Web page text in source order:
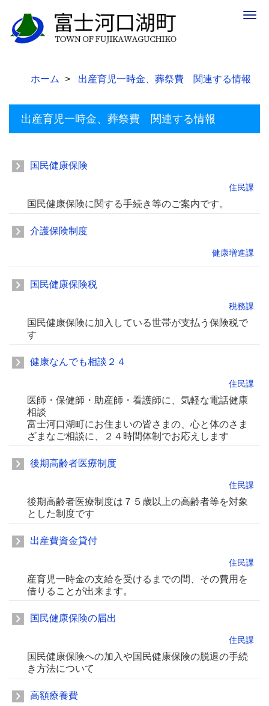
ホーム 出産育児一時金、葬祭費 関連する情報
出産育児一時金、葬祭費 関連する情報
国民健康保険
住民課
国民健康保険に関する手続き等のご案内です。
介護保険制度
健康増進課
国民健康保険税
税務課
国民健康保険に加入している世帯が支払う保険税で
す
健康なんでも相談２４
住民課
医師・保健師・助産師・看護師に、気軽な電話健康
相談
富士河口湖町にお住まいの皆さまの、心と体のさま
ざまなご相談に、２４時間体制でお応えします
後期高齢者医療制度
住民課
後期高齢者医療制度は７５歳以上の高齢者等を対象
とした制度です
出産費資金貸付
住民課
産育児一時金の支給を受けるまでの間、その費用を
借りることが出来ます。
国民健康保険の届出
住民課
国民健康保険への加入や国民健康保険の脱退の手続
き方法について
高額療養費